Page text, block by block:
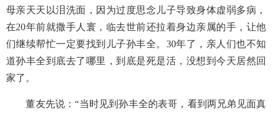
母亲天天以泪洗面，因为过度思念儿子导致身体虚弱多病，
在20年前就撒手人寰，临去世前还拉着身边亲属的手，让他
们继续帮忙一定要找到儿子孙丰全。30年了，亲人们也不知
道孙丰全到底去了哪里，到底是死是活，没想到今天居然回
家了。
董友先说：“当时见到孙丰全的表哥，看到两兄弟见面真